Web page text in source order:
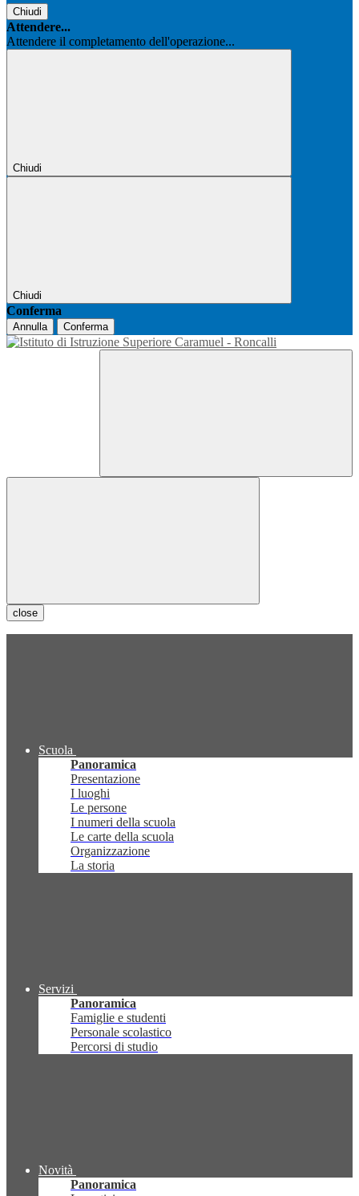
Chiudi
Attendere...
Attendere il completamento dell'operazione...
Chiudi
Chiudi
Conferma
Annulla Conferma
close
Scuola
Panoramica
Presentazione
I luoghi
Le persone
I numeri della scuola
Le carte della scuola
Organizzazione
La storia
Servizi
Panoramica
Famiglie e studenti
Personale scolastico
Percorsi di studio
Novità
Panoramica